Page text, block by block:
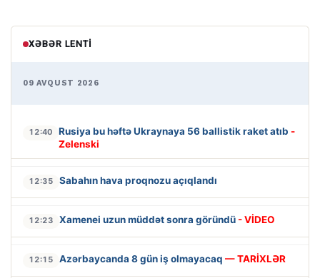
XƏBƏR LENTI
09 AVQUST 2026
12:40 Rusiya bu həftə Ukraynaya 56 ballistik raket atıb -
Zelenski
12:35 Sabahın hava proqnozu açıqlandı
12:23 Xamenei uzun müddət sonra göründü - VİDEO
12:15 Azərbaycanda 8 gün iş olmayacaq — TARİXLƏR